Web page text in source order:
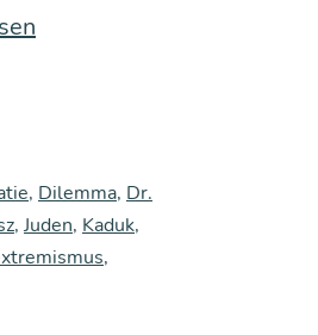
, Dilemma, Dr.
, Juden, Kaduk,
,